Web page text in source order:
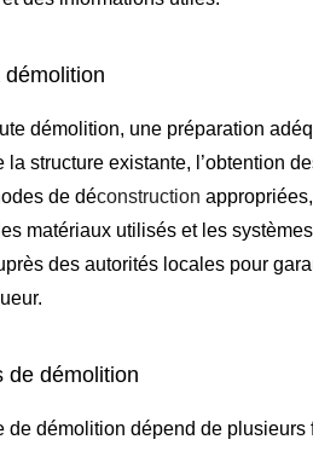
démolition, une préparation
structure existante, l’obtention
de déconstruction
matériaux utilisés et les
des autorités locales pour
de démolition
de démolition dépend de